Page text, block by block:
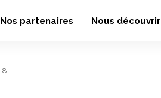
Nos partenaires Nous découvrir
8